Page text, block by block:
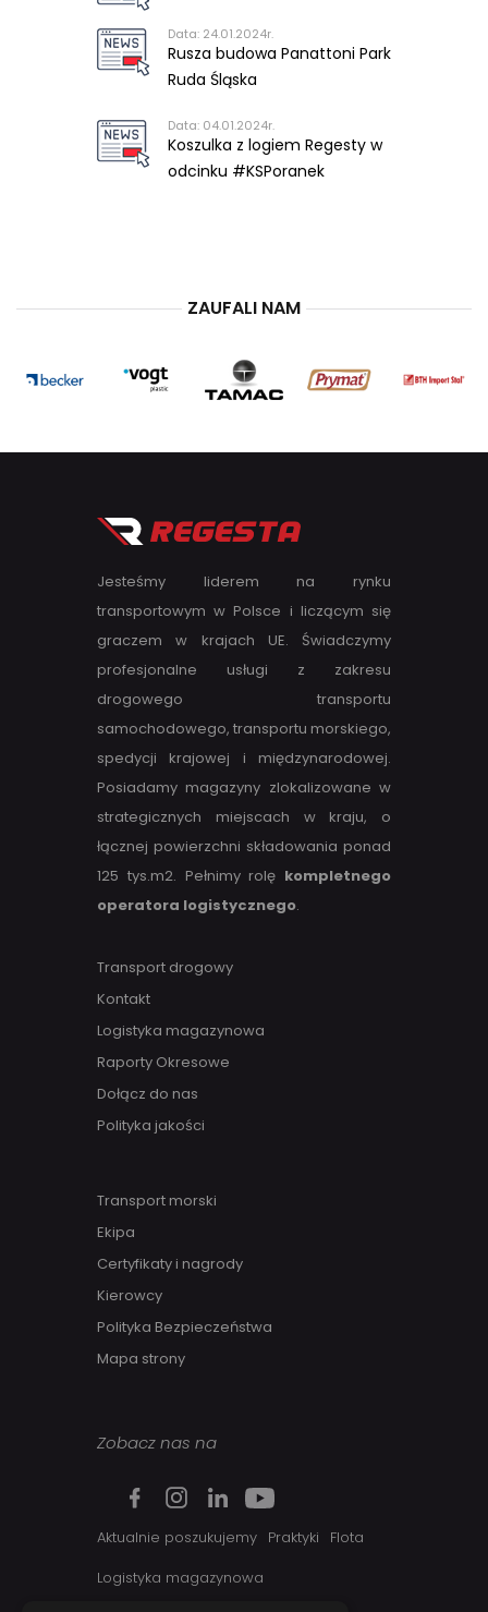
Data: 24.01.2024r.
Rusza budowa Panattoni Park
Ruda Śląska
Data: 04.01.2024r.
Koszulka z logiem Regesty w
odcinku #KSPoranek
ZAUFALI NAM
Jesteśmy liderem na rynku
transportowym w Polsce i liczącym się
graczem w krajach UE. Świadczymy
profesjonalne usługi z zakresu
drogowego transportu
samochodowego, transportu morskiego,
spedycji krajowej i międzynarodowej.
Posiadamy magazyny zlokalizowane w
strategicznych miejscach w kraju, o
łącznej powierzchni składowania ponad
125 tys.m2. Pełnimy rolę kompletnego
operatora logistycznego.
Transport drogowy
Kontakt
Logistyka magazynowa
Raporty Okresowe
Dołącz do nas
Polityka jakości
Transport morski
Ekipa
Certyfikaty i nagrody
Kierowcy
Polityka Bezpieczeństwa
Mapa strony
Zobacz nas na
Aktualnie poszukujemy Praktyki
Flota
Logistyka magazynowa